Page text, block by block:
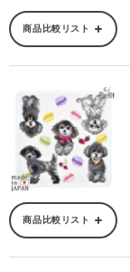
商品比較リスト
商品比較リスト